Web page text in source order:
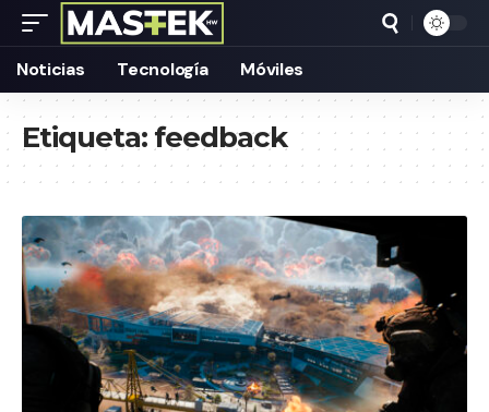
Noticias Tecnología Móviles
Etiqueta:feedback